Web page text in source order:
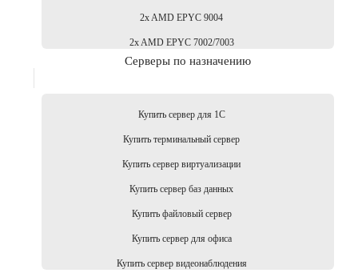
2x AMD EPYC 9004
2x AMD EPYC 7002/7003
Серверы по назначению
Купить сервер для 1С
Купить терминальный сервер
Купить сервер виртуализации
Купить сервер баз данных
Купить файловый сервер
Купить сервер для офиса
Купить сервер видеонаблюдения